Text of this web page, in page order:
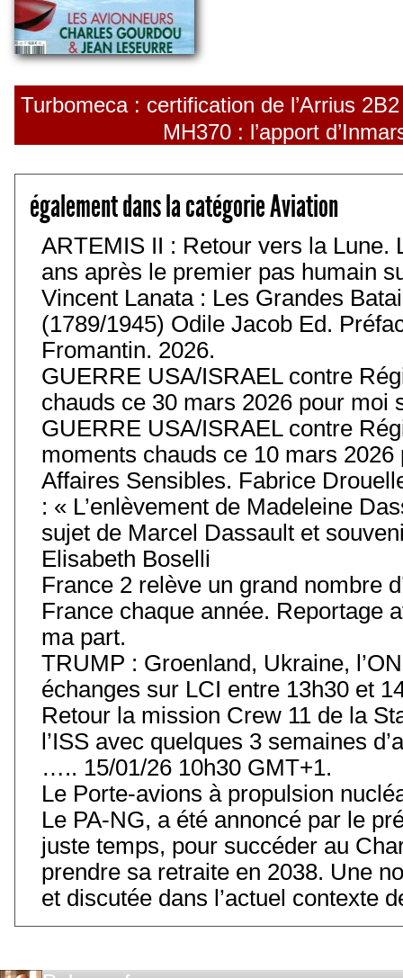
Turbomeca : certification de l’Arrius
MH370 : l’apport
également dans la catégorie Aviation
ARTEMIS II : Retour vers la Lune.
ans après le premier pas humain
Vincent Lanata : Les Grandes
(1789/1945) Odile Jacob Ed.
Fromantin. 2026.
GUERRE USA/ISRAEL contre
chauds ce 30 mars 2026 pour moi
GUERRE USA/ISRAEL contre
moments chauds ce 10 mars
Affaires Sensibles. Fabrice
: « L’enlèvement de Madeleine
sujet de Marcel Dassault et
Elisabeth Boselli
France 2 relève un grand nombre
France chaque année. Reportage
ma part.
TRUMP : Groenland, Ukraine,
échanges sur LCI entre 13h30 et
Retour la mission Crew 11 de la
l’ISS avec quelques 3 semaines
….. 15/01/26 10h30 GMT+1.
Le Porte-avions à propulsion
Le PA-NG, a été annoncé par le
juste temps, pour succéder au
prendre sa retraite en 2038. Une
et discutée dans l’actuel contexte